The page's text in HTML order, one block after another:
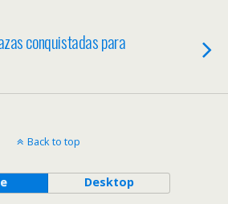
conquistadas para
Back to top
Desktop